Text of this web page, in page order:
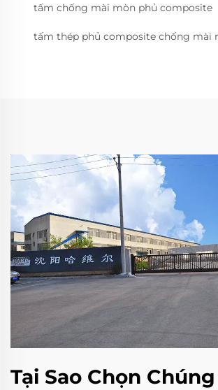
tấm chống mài mòn phủ composite
tấm thép phủ composite chống mài
Tại Sao Chọn Chúng